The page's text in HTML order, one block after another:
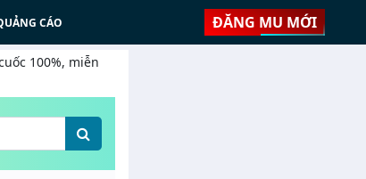
CÁO ĐĂNG MU MỚI
100%, miễn